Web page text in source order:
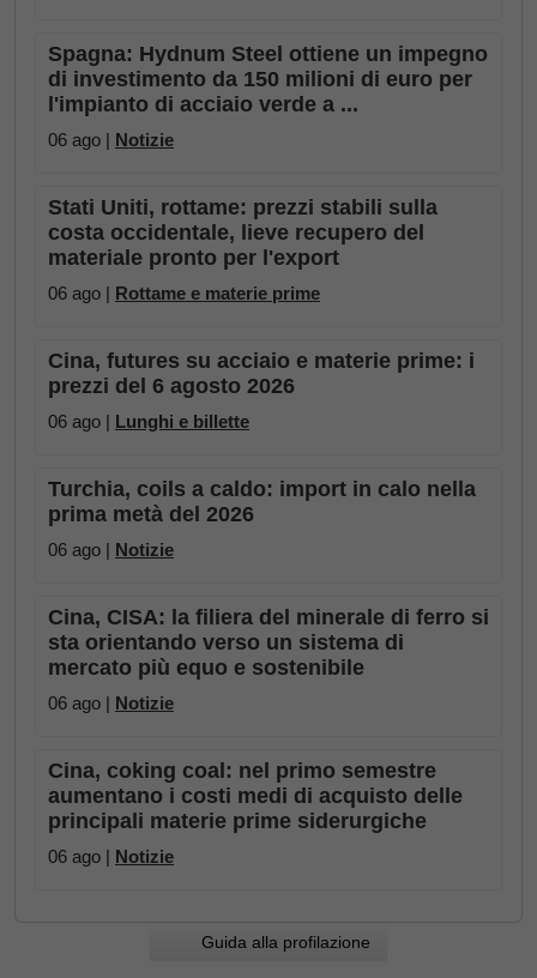
Spagna: Hydnum Steel ottiene un impegno
di investimento da 150 milioni di euro per
l'impianto di acciaio verde a ...
06 ago | Notizie
Stati Uniti, rottame: prezzi stabili sulla
costa occidentale, lieve recupero del
materiale pronto per l'export
06 ago | Rottame e materie prime
Cina, futures su acciaio e materie prime: i
prezzi del 6 agosto 2026
06 ago | Lunghi e billette
Turchia, coils a caldo: import in calo nella
prima metà del 2026
06 ago | Notizie
Cina, CISA: la filiera del minerale di ferro si
sta orientando verso un sistema di
mercato più equo e sostenibile
06 ago | Notizie
Cina, coking coal: nel primo semestre
aumentano i costi medi di acquisto delle
principali materie prime siderurgiche
06 ago | Notizie
Guida alla profilazione